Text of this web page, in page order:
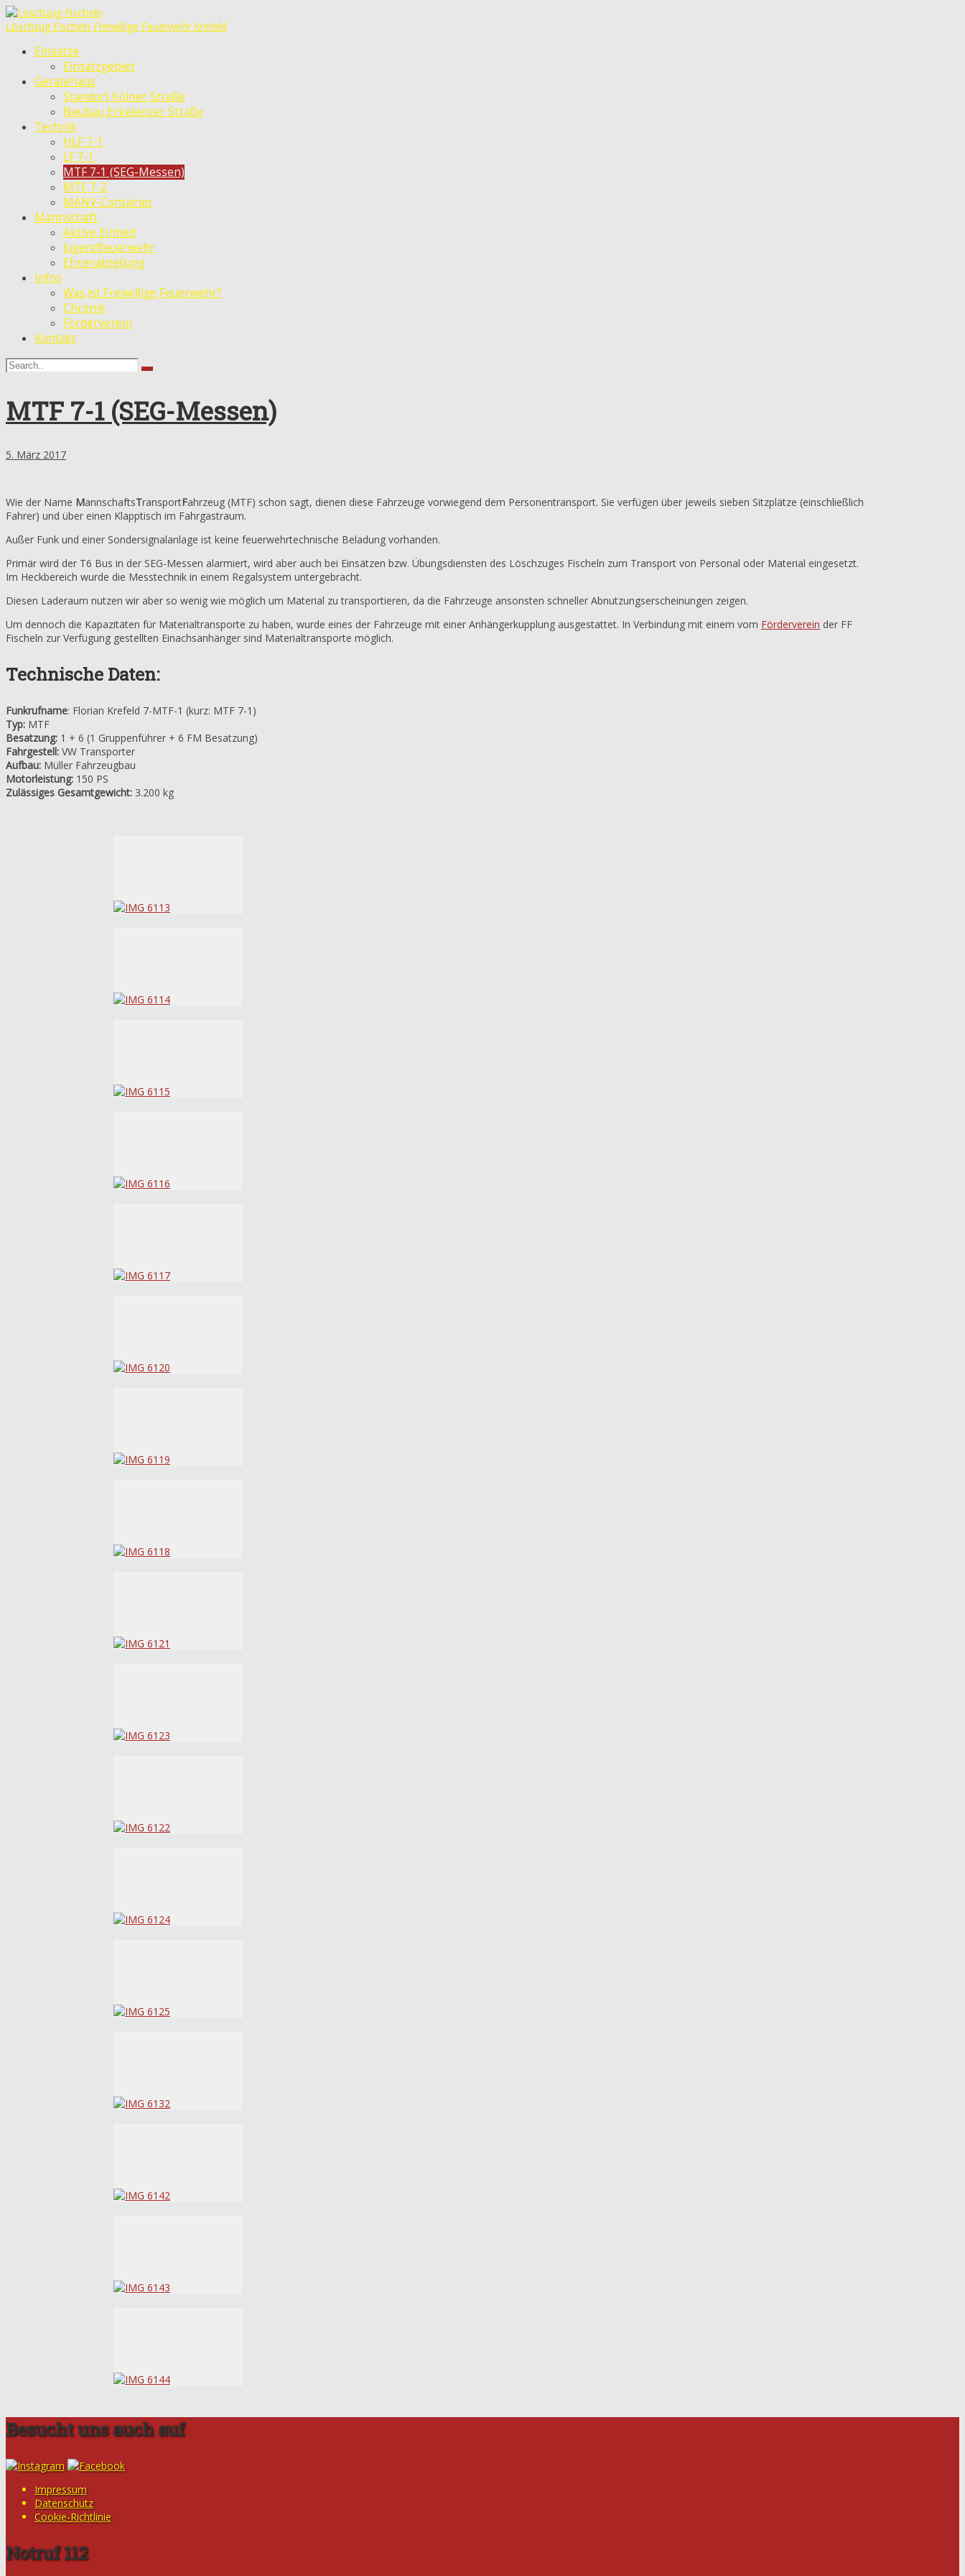
Löschzug Fischeln Freiwillige Feuerwehr Krefeld
Einsätze
Einsatzgebiet
Gerätehaus
Standort Kölner Straße
Neubau Erkelenzer Straße
Technik
HLF 7-1
LF 7-1
MTF 7-1 (SEG-Messen)
MTF 7-2
MANV-Container
Mannschaft
Aktive Einheit
Jugendfeuerwehr
Ehrenabteilung
Infos
Was ist Freiwillige Feuerwehr?
Chronik
Förderverein
Kontakt
MTF 7-1 (SEG-Messen)
5. März 2017
Wie der Name MannschaftsTransportFahrzeug (MTF) schon sagt, dienen diese Fahrzeuge vorwiegend dem Personentransport. Sie verfügen über jeweils sieben Sitzplätze (einschließlich
Fahrer) und über einen Klapptisch im Fahrgastraum.
Außer Funk und einer Sondersignalanlage ist keine feuerwehrtechnische Beladung vorhanden.
Primär wird der T6 Bus in der SEG-Messen alarmiert, wird aber auch bei Einsätzen bzw. Übungsdiensten des Löschzuges Fischeln zum Transport von Personal oder Material eingesetzt.
Im Heckbereich wurde die Messtechnik in einem Regalsystem untergebracht.
Diesen Laderaum nutzen wir aber so wenig wie möglich um Material zu transportieren, da die Fahrzeuge ansonsten schneller Abnutzungserscheinungen zeigen.
Um dennoch die Kapazitäten für Materialtransporte zu haben, wurde eines der Fahrzeuge mit einer Anhängerkupplung ausgestattet. In Verbindung mit einem vom Förderverein der FF
Fischeln zur Verfügung gestellten Einachsanhänger sind Materialtransporte möglich.
Technische Daten:
Funkrufname: Florian Krefeld 7-MTF-1 (kurz: MTF 7-1)
Typ: MTF
Besatzung: 1 + 6 (1 Gruppenführer + 6 FM Besatzung)
Fahrgestell: VW Transporter
Aufbau: Müller Fahrzeugbau
Motorleistung: 150 PS
Zulässiges Gesamtgewicht: 3.200 kg
Besucht uns auch auf
Impressum
Datenschutz
Cookie-Richtlinie
Notruf 112